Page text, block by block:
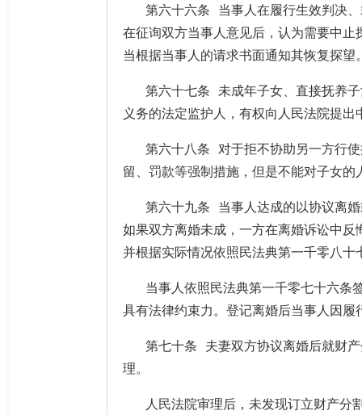
第六十六条 当事人在履行生效判决
在征询双方当事人意见后，认为需要中
当根据当事人的请求书面通知其恢复探望
第六十七条 未成年子女、直接抚养
义务的法定监护人，有权向人民法院提出
第六十八条 对于拒不协助另一方行
留、罚款等强制措施，但是不能对子女
第六十九条 当事人达成的以协议离
如果双方离婚未成，一方在离婚诉讼中
并根据实际情况依照民法典第一千零八
当事人依照民法典第一千零七十六条
具有法律约束力。登记离婚后当事人因
第七十条 夫妻双方协议离婚后就财
理。
人民法院审理后，未发现订立财产分